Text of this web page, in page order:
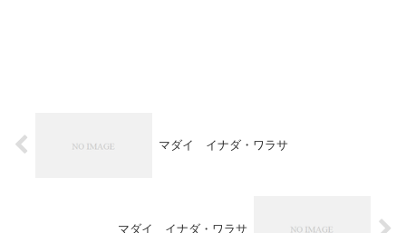
マダイ イナダ・ワラサ
マダイ イナダ・ワラサ